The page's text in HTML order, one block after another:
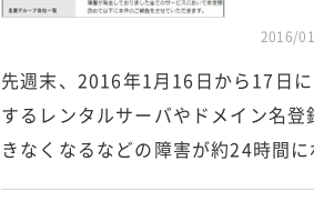
2016/
先週末、2016年1月16日から17日
するレンタルサーバやドメイン名
きなくなるなどの障害が約24時間に